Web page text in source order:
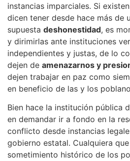
instancias imparciales. Si
dicen tener desde hace más de
supuesta deshonestidad, es
y dirimirlas ante instituciones
independientes y justas, de lo
dejen de amenazarnos y
dejen trabajar en paz como
en beneficio de las y los
Bien hace la institución pública
en demandar ir a fondo en la
conflicto desde instancias
gobierno estatal. Cualquiera
sometimiento histórico de los